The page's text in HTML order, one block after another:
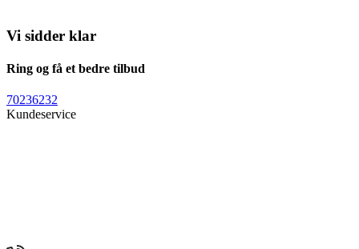
Vi sidder klar
Ring og få et bedre tilbud
70236232
Kundeservice